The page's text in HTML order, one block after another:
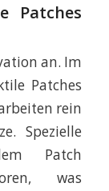
Patches
an. Im
Patches
rein
Spezielle
Patch
was